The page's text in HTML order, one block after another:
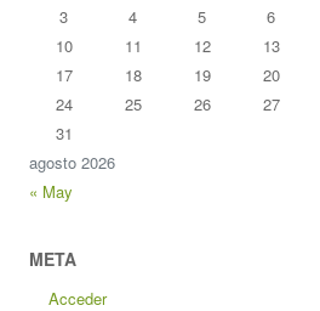
agosto 2026
3
4 5 6
10
11 12 13
17
18 19 20
24
25 26 27
31
« May
META
Acceder